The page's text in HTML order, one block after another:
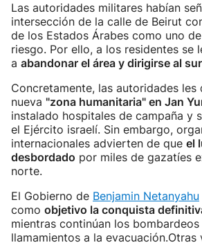
Las autoridades militares habían
intersección de la calle de Beirut
de los Estados Árabes como uno
riesgo. Por ello, a los residentes se
a abandonar el área y dirigirse al sur
Concretamente, las autoridades les
nueva "zona humanitaria" en Jan
instalado hospitales de campaña y
el Ejército israelí. Sin embargo,
internacionales advierten de que el
desbordado por miles de gazatíes
norte.
El Gobierno de Benjamin Netanyahu
como objetivo la conquista
mientras continúan los
llamamientos a la evacuación.Otras